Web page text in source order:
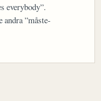
everybody”.
”måste-